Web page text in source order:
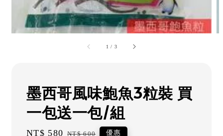
1 / 3
墨西哥風味鮑魚3粒裝 買
一包送一包/組
Sale
NT$ 580 Regular
NT$ 600 優惠